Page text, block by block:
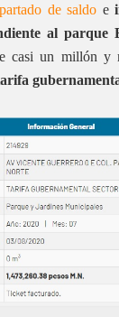
de saldo e
al parque
casi un millón y